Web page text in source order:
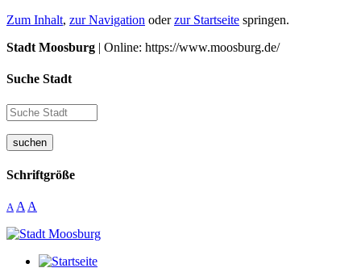
Zum Inhalt, zur Navigation oderzur Startseite springen.
Stadt Moosburg | Online: https://www.moosburg.de/
Suche Stadt
suchen
Schriftgröße
A A A